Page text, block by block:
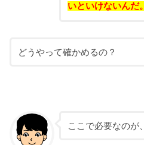
いといけないんだ。
どうやって確かめるの？
ここで必要なのが、